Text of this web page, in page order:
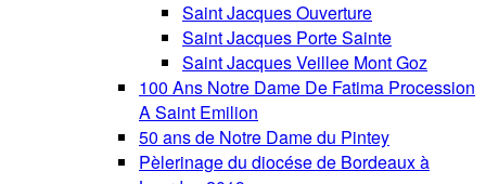
Saint Jacques Ouverture
Saint Jacques Porte Sainte
Saint Jacques Veillee Mont Goz
100 Ans Notre Dame De Fatima Procession
A Saint Emilion
50 ans de Notre Dame du Pintey
Pèlerinage du diocése de Bordeaux à